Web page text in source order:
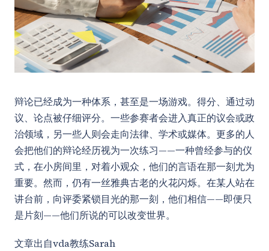
辩论已经成为一种体系，甚至是一场游戏。得分、通过动
议、论点被仔细评分。一些参赛者会进入真正的议会或政
治领域，另一些人则会走向法律、学术或媒体。更多的人
会把他们的辩论经历视为一次练习——一种曾经参与的仪
式，在小房间里，对着小观众，他们的言语在那一刻尤为
重要。然而，仍有一丝雅典古老的火花闪烁。在某人站在
讲台前，向评委紧锁目光的那一刻，他们相信——即便只
是片刻——他们所说的可以改变世界。
文章出自vda教练Sarah